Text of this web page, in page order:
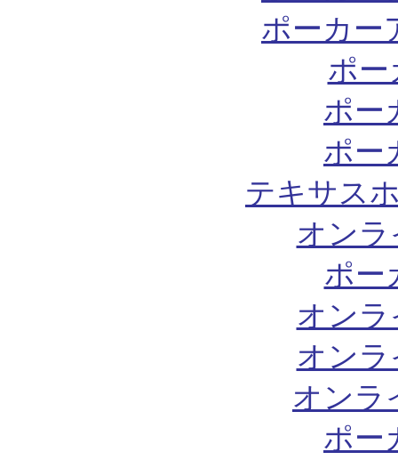
ポーカー
ポ
ポー
ポー
テキサス
オン
ポー
オン
オン
オンラ
ポー